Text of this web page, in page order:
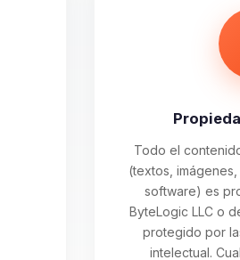
Todo el
(textos,
software) es
ByteLogic LLC o
protegido por
intelectual.